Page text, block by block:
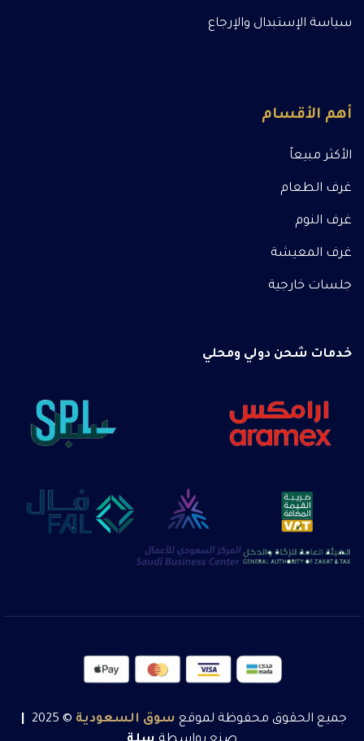
سياسة الإستبدال والإرجاع
أهم الأقسام
الأكثر مبيعاً
غرف الطعام
غرف النوم
غرف المعيشة
جلسات خارجية
خدمات شحن دولي ومحلي
جميع الحقوق محفوظة لموقع سوق السعودية © 2025